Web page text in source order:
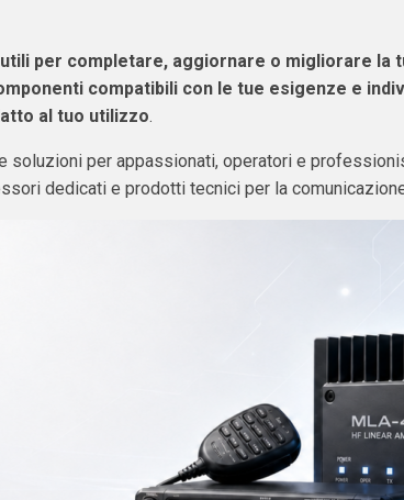
per completare, aggiornare o migliorare la
compatibili con le tue esigenze e
al tuo utilizzo.
soluzioni per appassionati, operatori e
dedicati e prodotti tecnici per la